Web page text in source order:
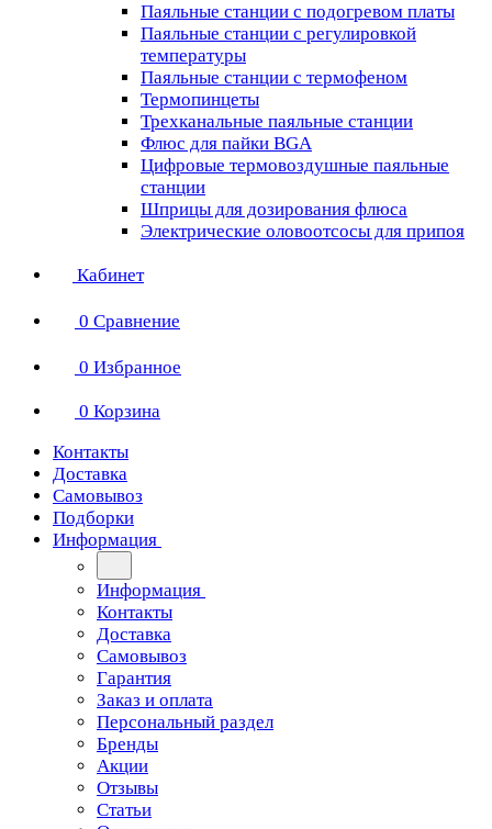
Паяльные станции с подогревом платы
Паяльные станции с регулировкой
температуры
Паяльные станции с термофеном
Термопинцеты
Трехканальные паяльные станции
Флюс для пайки BGA
Цифровые термовоздушные паяльные
станции
Шприцы для дозирования флюса
Электрические оловоотсосы для припоя
Кабинет
0 Сравнение
0 Избранное
0 Корзина
Контакты
Доставка
Самовывоз
Подборки
Информация
Информация
Контакты
Доставка
Самовывоз
Гарантия
Заказ и оплата
Персональный раздел
Бренды
Акции
Отзывы
Статьи